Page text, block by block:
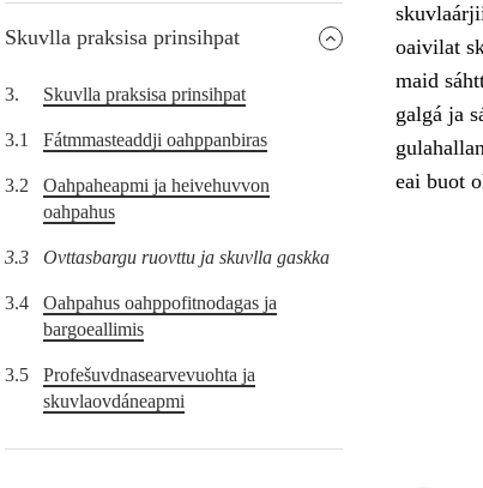
Skuvlla praksisa prinsihpat
3. Skuvlla praksisa prinsihpat
3.1 Fátmmasteaddji oahppanbiras
3.2
Oahpaheapmi ja heivehuvvon
oahpahus
3.3 Ovttasbargu ruovttu ja skuvlla gaskka
3.4
Oahpahus oahppofitnodagas ja
bargoeallimis
3.5
Profešuvdnasearvevuohta ja
skuvlaovdáneapmi
oaivilat
maid
galgá ja
eai buot